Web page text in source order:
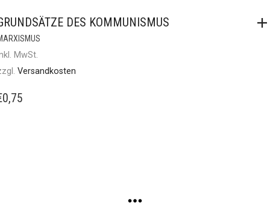
DES KOMMUNISMUS
MwSt.
Versandkosten
0,75